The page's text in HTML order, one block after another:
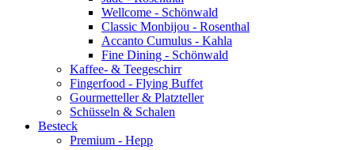
Wellcome - Schönwald
Classic Monbijou - Rosenthal
Accanto Cumulus - Kahla
Fine Dining - Schönwald
Kaffee- & Teegeschirr
Fingerfood - Flying Buffet
Gourmetteller & Platzteller
Schüsseln & Schalen
Besteck
Premium - Hepp